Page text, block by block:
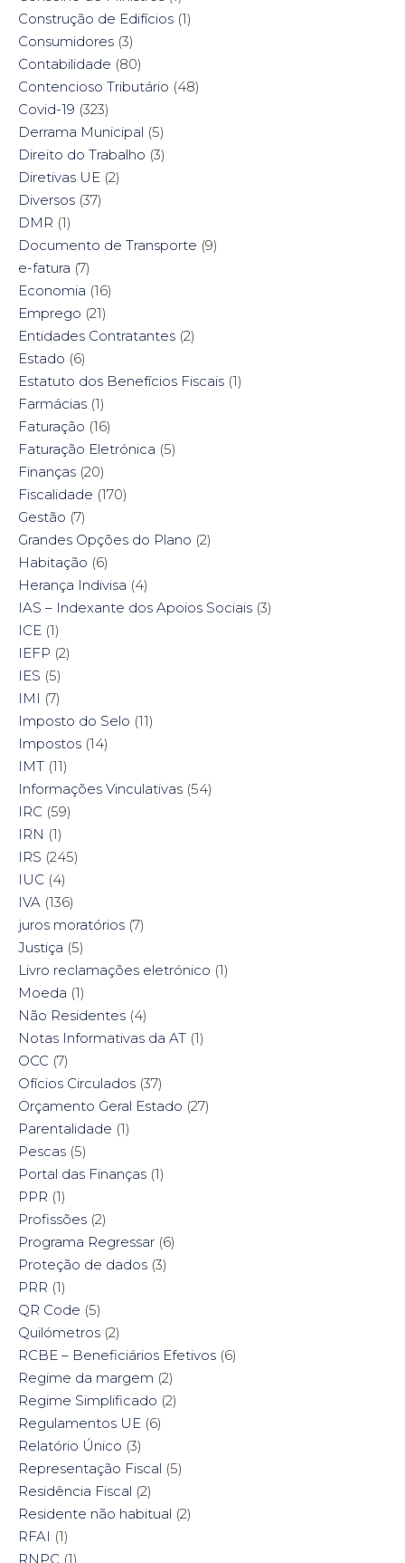
Construção de Edifícios (1)
Consumidores (3)
Contabilidade (80)
Contencioso Tributário (48)
Covid-19 (323)
Derrama Municipal (5)
Direito do Trabalho (3)
Diretivas UE (2)
Diversos (37)
DMR (1)
Documento de Transporte (9)
e-fatura (7)
Economia (16)
Emprego (21)
Entidades Contratantes (2)
Estado (6)
Estatuto dos Benefícios Fiscais (1)
Farmácias (1)
Faturação (16)
Faturação Eletrónica (5)
Finanças (20)
Fiscalidade (170)
Gestão (7)
Grandes Opções do Plano (2)
Habitação (6)
Herança Indivisa (4)
IAS – Indexante dos Apoios Sociais (3)
ICE (1)
IEFP (2)
IES (5)
IMI (7)
Imposto do Selo (11)
Impostos (14)
IMT (11)
Informações Vinculativas (54)
IRC (59)
IRN (1)
IRS (245)
IUC (4)
IVA (136)
juros moratórios (7)
Justiça (5)
Livro reclamações eletrónico (1)
Moeda (1)
Não Residentes (4)
Notas Informativas da AT (1)
OCC (7)
Ofícios Circulados (37)
Orçamento Geral Estado (27)
Parentalidade (1)
Pescas (5)
Portal das Finanças (1)
PPR (1)
Profissões (2)
Programa Regressar (6)
Proteção de dados (3)
PRR (1)
QR Code (5)
Quilómetros (2)
RCBE – Beneficiários Efetivos (6)
Regime da margem (2)
Regime Simplificado (2)
Regulamentos UE (6)
Relatório Único (3)
Representação Fiscal (5)
Residência Fiscal (2)
Residente não habitual (2)
RFAI (1)
RNPC (1)